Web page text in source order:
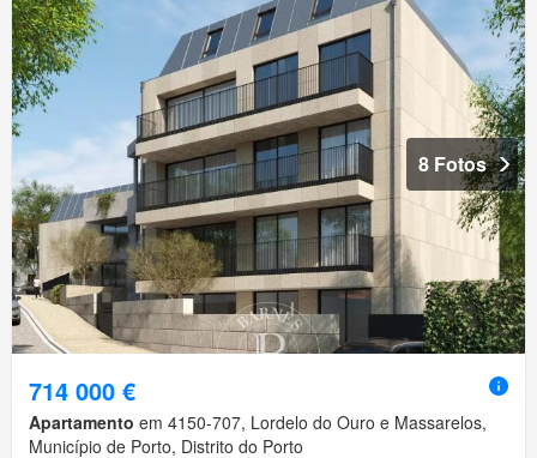
8 Fotos
714 000 €
Apartamento em 4150-707, Lordelo do Ouro e Massarelos,
Município de Porto, Distrito do Porto